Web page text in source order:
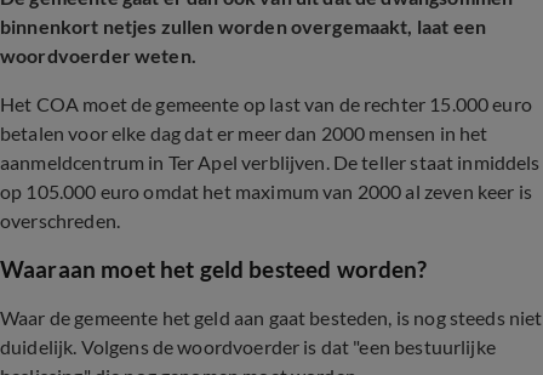
binnenkort netjes zullen worden overgemaakt, laat een
woordvoerder weten.
Het COA moet de gemeente op last van de rechter 15.000 euro
betalen voor elke dag dat er meer dan 2000 mensen in het
aanmeldcentrum in Ter Apel verblijven. De teller staat inmiddels
op 105.000 euro omdat het maximum van 2000 al zeven keer is
overschreden.
Waaraan moet het geld besteed worden?
Waar de gemeente het geld aan gaat besteden, is nog steeds niet
duidelijk. Volgens de woordvoerder is dat "een bestuurlijke